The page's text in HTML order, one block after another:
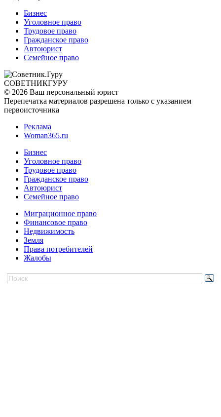
Бизнес
Уголовное право
Трудовое право
Гражданское право
Автоюрист
Семейное право
СОВЕТНИКГУРУ
© 2026 Ваш персональный юрист
Перепечатка материалов разрешена только с указанием
первоисточника
Реклама
Woman365.ru
Бизнес
Уголовное право
Трудовое право
Гражданское право
Автоюрист
Семейное право
Миграционное право
Финансовое право
Недвижимость
Земля
Права потребителей
Жалобы